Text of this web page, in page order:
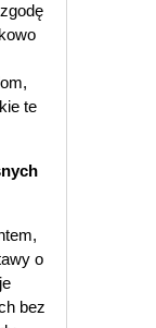
te
o
bez